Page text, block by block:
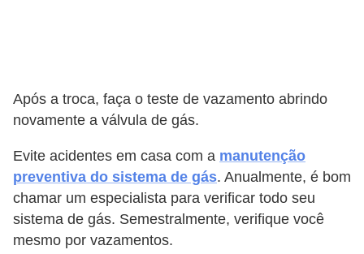
Após a troca, faça o teste de vazamento abrindo
novamente a válvula de gás.
Evite acidentes em casa com a manutenção
preventiva do sistema de gás. Anualmente, é bom
chamar um especialista para verificar todo seu
sistema de gás. Semestralmente, verifique você
mesmo por vazamentos.